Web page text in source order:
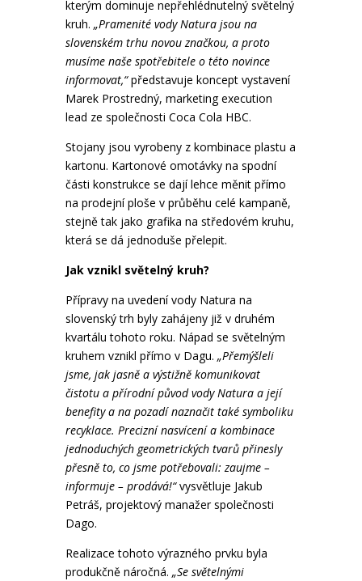
kterým dominuje nepřehlédnutelný světelný
kruh. „Pramenité vody Natura jsou na
slovenském trhu novou značkou, a proto
musíme naše spotřebitele o této novince
informovat,“představuje koncept vystavení
Marek Prostredný, marketing execution
lead ze společnosti Coca Cola HBC.
Stojany jsou vyrobeny z kombinace plastu a
kartonu. Kartonové omotávky na spodní
části konstrukce se dají lehce měnit přímo
na prodejní ploše v průběhu celé kampaně,
stejně tak jako grafika na středovém kruhu,
která se dá jednoduše přelepit.
Jak vznikl světelný kruh?
Přípravy na uvedení vody Natura na
slovenský trh byly zahájeny již v druhém
kvartálu tohoto roku. Nápad se světelným
kruhem vznikl přímo v Dagu. „Přemýšleli
jsme, jak jasně a výstižně komunikovat
čistotu a přírodní původ vody Natura a její
benefity a na pozadí naznačit také symboliku
recyklace. Precizní nasvícení a kombinace
jednoduchých geometrických tvarů přinesly
přesně to, co jsme potřebovali: zaujme –
informuje – prodává!“vysvětluje Jakub
Petráš, projektový manažer společnosti
Dago.
Realizace tohoto výrazného prvku byla
produkčně náročná. „Se světelnými